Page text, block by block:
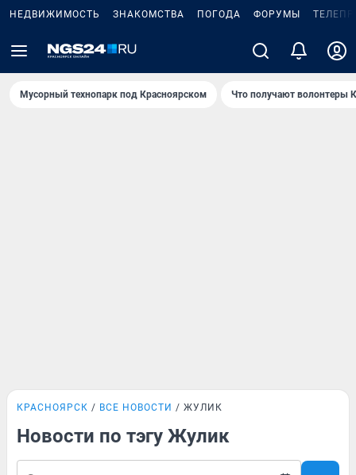
НЕДВИЖИМОСТЬ ЗНАКОМСТВА ПОГОДА ФОРУМЫ
Мусорный технопарк под Крaсноярском Что получают волонтеры
КРАСНОЯРСК ВСЕ НОВОСТИ ЖУЛИК
Новости по тэгу Жулик